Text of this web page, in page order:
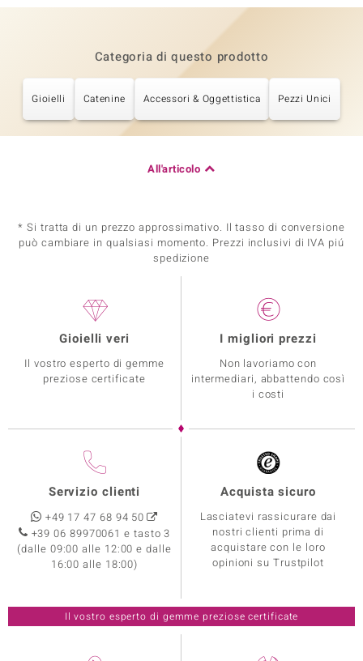
Categoria di questo prodotto
Gioielli Catenine Accessori & Oggettistica Pezzi Unici
All'articolo
* Si tratta di un prezzo approssimativo. Il tasso di conversione
può cambiare in qualsiasi momento. Prezzi inclusivi di IVA piú
spedizione
Gioielli veri
Il vostro esperto di gemme
preziose certificate
I migliori prezzi
Non lavoriamo con
intermediari, abbattendo così
i costi
Servizio clienti
+49 17 47 68 94 50
+39 06 89970061 e tasto 3
(dalle 09:00 alle 12:00 e dalle
16:00 alle 18:00)
Acquista sicuro
Lasciatevi rassicurare dai
nostri clienti prima di
acquistare con le loro
opinioni su Trustpilot
Il vostro esperto di gemme preziose certificate